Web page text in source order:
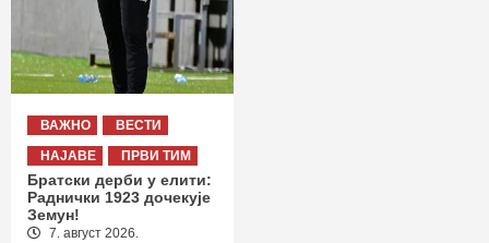
ВАЖНО
ВЕСТИ
НАЈАВЕ
ПРВИ ТИМ
Братски дерби у елити:
Раднички 1923 дочекује
Земун!
7. август 2026.